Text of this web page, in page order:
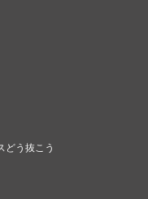
う抜こう